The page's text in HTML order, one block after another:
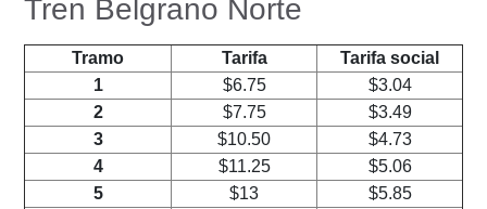
Tren Belgrano Norte
Tramo Tarifa
Tarifa social
1
$6.75
$3.04
2
$7.75
$3.49
3
$10.50
$4.73
4
$11.25
$5.06
5
$13
$5.85